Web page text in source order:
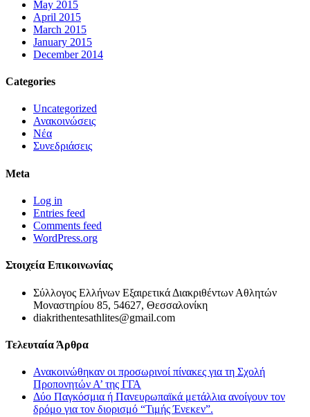
May 2015
April 2015
March 2015
January 2015
December 2014
Categories
Uncategorized
Ανακοινώσεις
Νέα
Συνεδριάσεις
Meta
Log in
Entries feed
Comments feed
WordPress.org
Στοιχεία Επικοινωνίας
Σύλλογος Ελλήνων Εξαιρετικά Διακριθέντων Αθλητών
Μοναστηρίου 85, 54627, Θεσσαλονίκη
diakrithentesathlites@gmail.com
Τελευταία Άρθρα
Ανακοινώθηκαν οι προσωρινοί πίνακες για τη Σχολή
Προπονητών Α’ της ΓΓΑ
Δύο Παγκόσμια ή Πανευρωπαϊκά μετάλλια ανοίγουν τον
δρόμο για τον διορισμό “Τιμής Ένεκεν”.